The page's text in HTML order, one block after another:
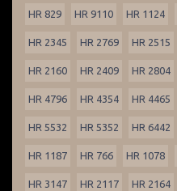
HR 829 HR 9110 HR 1124
HR 2345 HR 2769 HR 2515
HR 2160 HR 2409 HR 2804
HR 4796 HR 4354 HR 4465
HR 5532 HR 5352 HR 6442
HR 1187 HR 766 HR 1078
HR 3147 HR 2117 HR 2164